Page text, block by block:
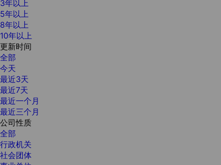
3年以上
5年以上
8年以上
10年以上
更新时间
全部
今天
最近3天
最近7天
最近一个月
最近三个月
公司性质
全部
行政机关
社会团体